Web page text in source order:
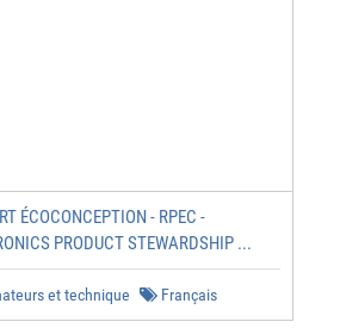
ÉCOCONCEPTION - RPEC -
PRODUCT STEWARDSHIP ...
et technique Français